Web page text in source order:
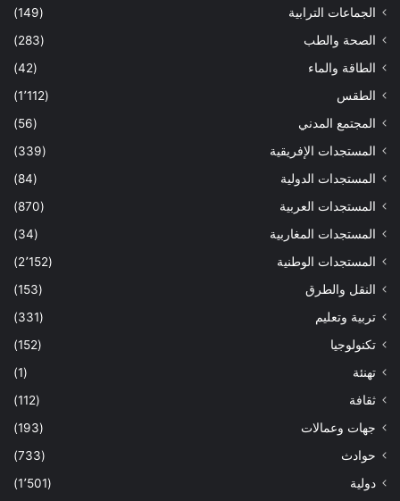
الجماعات الترابية
(149)
الصحة والطب
(283)
الطاقة والماء
(42)
الطقس
(1٬112)
المجتمع المدني
(56)
المستجدات الإفريقية
(339)
المستجدات الدولية
(84)
المستجدات العربية
(870)
المستجدات المغاربية
(34)
المستجدات الوطنية
(2٬152)
النقل والطرق
(153)
تربية وتعليم
(331)
تكنولوجيا
(152)
تهنئة
(1)
ثقافة
(112)
جهات وعمالات
(193)
حوادث
(733)
دولية
(1٬501)